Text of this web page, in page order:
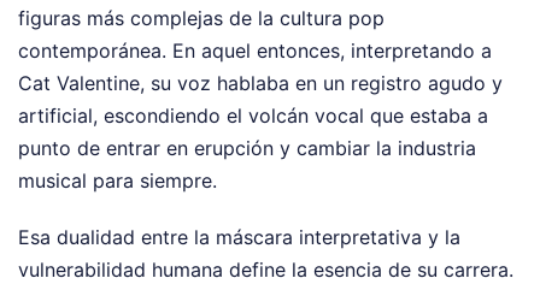
figuras más complejas de la cultura pop
contemporánea. En aquel entonces, interpretando a
Cat Valentine, su voz hablaba en un registro agudo y
artificial, escondiendo el volcán vocal que estaba a
punto de entrar en erupción y cambiar la industria
musical para siempre.
Esa dualidad entre la máscara interpretativa y la
vulnerabilidad humana define la esencia de su carrera.